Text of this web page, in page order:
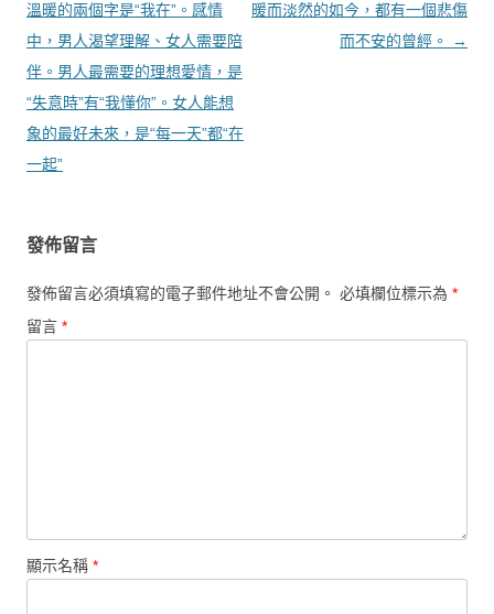
溫暖的兩個字是“我在”。感情
中，男人渴望理解、女人需要陪
伴。男人最需要的理想愛情，是
“失意時”有“我懂你”。女人能想
象的最好未來，是“每一天”都“在
一起”
暖而淡然的如今，都有一個悲傷
而不安的曾經。
→
發佈留言
發佈留言必須填寫的電子郵件地址不會公開。 必填欄位標示為 *
留言 *
顯示名稱 *